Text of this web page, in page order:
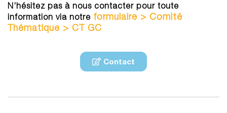
N’hésitez pas à nous contacter pour toute
information via notre formulaire > Comité
Thématique > CT GC
Contact